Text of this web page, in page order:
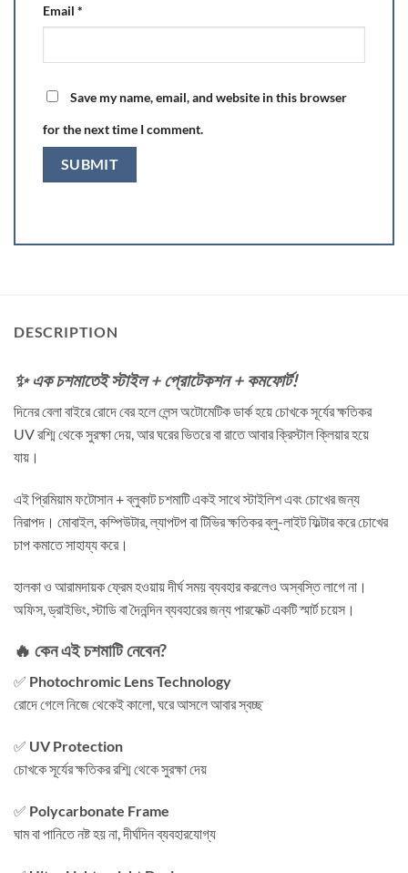
Email *
Save my name, email, and website in this browser
for the next time I comment.
DESCRIPTION
✨ এক চশমাতেই স্টাইল + প্রোটেকশন + কমফোর্ট!
দিনের বেলা বাইরে রোদে বের হলে লেন্স অটোমেটিক ডার্ক হয়ে চোখকে সূর্যের ক্ষতিকর
UV রশ্মি থেকে সুরক্ষা দেয়, আর ঘরের ভিতরে বা রাতে আবার ক্রিস্টাল ক্লিয়ার হয়ে
যায়।
এই প্রিমিয়াম ফটোসান + ব্লুকাট চশমাটি একই সাথে স্টাইলিশ এবং চোখের জন্য
নিরাপদ। মোবাইল, কম্পিউটার, ল্যাপটপ বা টিভির ক্ষতিকর ব্লু-লাইট ফিল্টার করে চোখের
চাপ কমাতে সাহায্য করে।
হালকা ও আরামদায়ক ফ্রেম হওয়ায় দীর্ঘ সময় ব্যবহার করলেও অস্বস্তি লাগে না।
অফিস, ড্রাইভিং, স্টাডি বা দৈনন্দিন ব্যবহারের জন্য পারফেক্ট একটি স্মার্ট চয়েস।
🔥 কেন এই চশমাটি নেবেন?
✅ Photochromic Lens Technology
রোদে গেলে নিজে থেকেই কালো, ঘরে আসলে আবার স্বচ্ছ
✅ UV Protection
চোখকে সূর্যের ক্ষতিকর রশ্মি থেকে সুরক্ষা দেয়
✅ Polycarbonate Frame
ঘাম বা পানিতে নষ্ট হয় না, দীর্ঘদিন ব্যবহারযোগ্য